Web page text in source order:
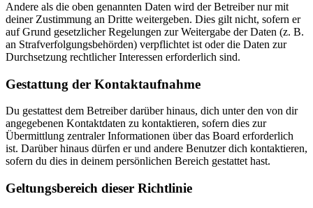
Andere als die oben genannten Daten wird der Betreiber nur mit
deiner Zustimmung an Dritte weitergeben. Dies gilt nicht, sofern er
auf Grund gesetzlicher Regelungen zur Weitergabe der Daten (z. B.
an Strafverfolgungsbehörden) verpflichtet ist oder die Daten zur
Durchsetzung rechtlicher Interessen erforderlich sind.
Gestattung der Kontaktaufnahme
Du gestattest dem Betreiber darüber hinaus, dich unter den von dir
angegebenen Kontaktdaten zu kontaktieren, sofern dies zur
Übermittlung zentraler Informationen über das Board erforderlich
ist. Darüber hinaus dürfen er und andere Benutzer dich kontaktieren,
sofern du dies in deinem persönlichen Bereich gestattet hast.
Geltungsbereich dieser Richtlinie